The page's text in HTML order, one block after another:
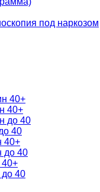
под наркозом
40+
40+
до 40
40
40+
до 40
40